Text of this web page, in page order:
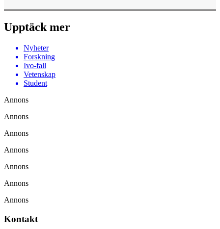
Upptäck mer
Nyheter
Forskning
Ivo-fall
Vetenskap
Student
Annons
Annons
Annons
Annons
Annons
Annons
Annons
Kontakt